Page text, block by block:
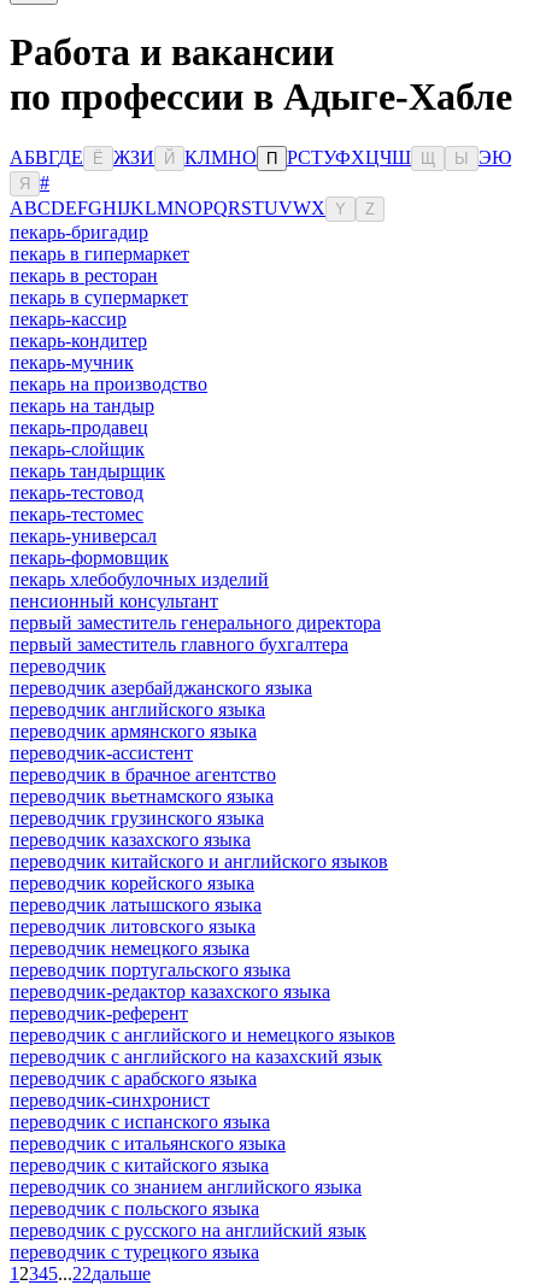
Работа и вакансии
по профессии в Адыге-Хабле
АБВГДЕ Ё ЖЗИ Й КЛМНО П РСТУФХЦЧШ Ы ЭЮ
Я
#
ABCDEFGHIJKLMNOPQRSTUVWX Y Z
пекарь-бригадир
пекарь в гипермаркет
пекарь в ресторан
пекарь в супермаркет
пекарь-кассир
пекарь-кондитер
пекарь-мучник
пекарь на производство
пекарь на тандыр
пекарь-продавец
пекарь-слойщик
пекарь тандырщик
пекарь-тестовод
пекарь-тестомес
пекарь-универсал
пекарь-формовщик
пекарь хлебобулочных изделий
пенсионный консультант
первый заместитель генерального директора
первый заместитель главного бухгалтера
переводчик
переводчик азербайджанского языка
переводчик английского языка
переводчик армянского языка
переводчик-ассистент
переводчик в брачное агентство
переводчик вьетнамского языка
переводчик грузинского языка
переводчик казахского языка
переводчик китайского и английского языков
переводчик корейского языка
переводчик латышского языка
переводчик литовского языка
переводчик немецкого языка
переводчик португальского языка
переводчик-редактор казахского языка
переводчик-референт
переводчик с английского и немецкого языков
переводчик с английского на казахский язык
переводчик с арабского языка
переводчик-синхронист
переводчик с испанского языка
переводчик с итальянского языка
переводчик с китайского языка
переводчик со знанием английского языка
переводчик с польского языка
переводчик с русского на английский язык
переводчик с турецкого языка
1 2345...22дальше